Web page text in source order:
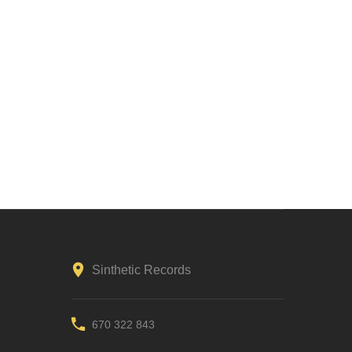
Sinthetic Records
670 322 843